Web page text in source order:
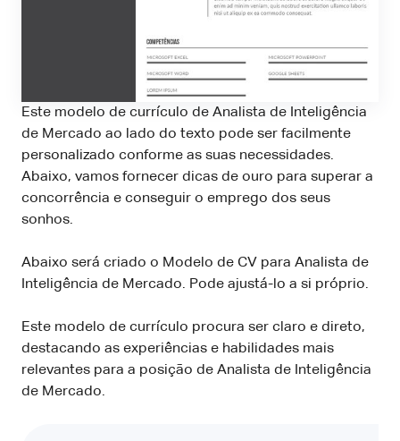
Este modelo de currículo de Analista de Inteligência
de Mercado ao lado do texto pode ser facilmente
personalizado conforme as suas necessidades.
Abaixo, vamos fornecer dicas de ouro para superar a
concorrência e conseguir o emprego dos seus
sonhos.
Abaixo será criado o Modelo de CV para Analista de
Inteligência de Mercado. Pode ajustá-lo a si próprio.
Este modelo de currículo procura ser claro e direto,
destacando as experiências e habilidades mais
relevantes para a posição de Analista de Inteligência
de Mercado.